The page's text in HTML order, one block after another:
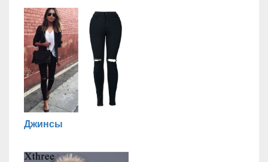
Джинсы